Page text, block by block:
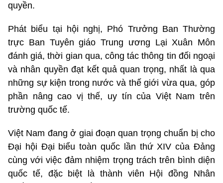
quyền.
Phát biểu tại hội nghị, Phó Trưởng Ban Thường
trực Ban Tuyên giáo Trung ương Lại Xuân Môn
đánh giá, thời gian qua, công tác thông tin đối ngoại
và nhân quyền đạt kết quả quan trọng, nhất là qua
những sự kiện trong nước và thế giới vừa qua, góp
phần nâng cao vị thế, uy tín của Việt Nam trên
trường quốc tế.
Việt Nam đang ở giai đoạn quan trọng chuẩn bị cho
Đại hội Đại biểu toàn quốc lần thứ XIV của Đảng
cùng với việc đảm nhiệm trọng trách trên bình diện
quốc tế, đặc biệt là thành viên Hội đồng Nhân